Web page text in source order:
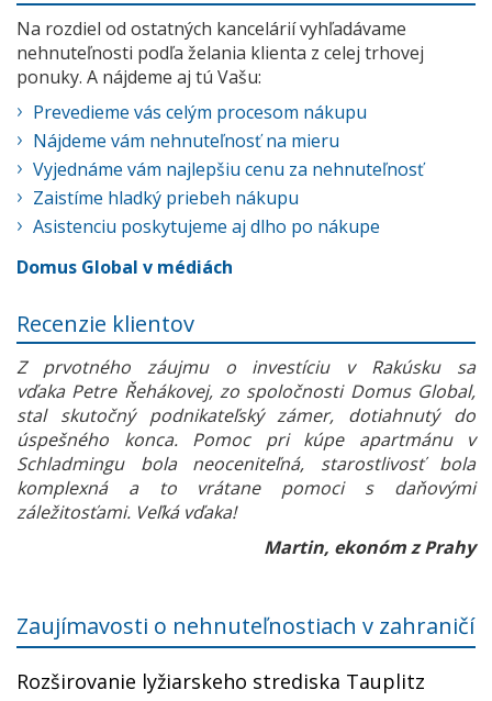
Na rozdiel od ostatných kancelárií vyhľadávame
nehnuteľnosti podľa želania klienta z celej trhovej
ponuky. A nájdeme aj tú Vašu:
Prevedieme vás celým procesom nákupu
Nájdeme vám nehnuteľnosť na mieru
Vyjednáme vám najlepšiu cenu za nehnuteľnosť
Zaistíme hladký priebeh nákupu
Asistenciu poskytujeme aj dlho po nákupe
Domus Global v médiách
Recenzie klientov
Z prvotného záujmu o investíciu v Rakúsku sa
vďaka Petre Řehákovej, zo spoločnosti Domus Global,
stal skutočný podnikateľský zámer, dotiahnutý do
úspešného konca. Pomoc pri kúpe apartmánu v
Schladmingu bola neoceniteľná, starostlivosť bola
komplexná a to vrátane pomoci s daňovými
záležitosťami. Veľká vďaka!
Martin, ekonóm z Prahy
Zaujímavosti o nehnuteľnostiach v zahraničí
Rozširovanie lyžiarskeho strediska Tauplitz